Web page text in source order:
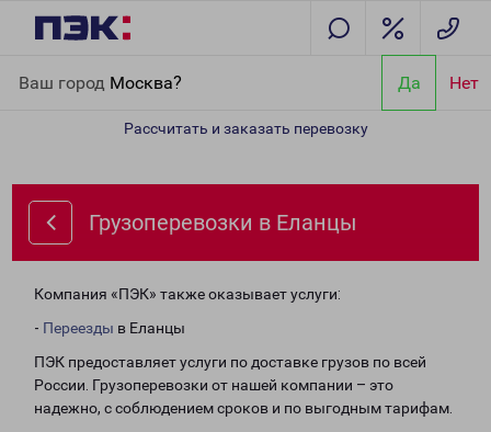
Ваш город Москва? Да Нет
Рассчитать и заказать перевозку
Грузоперевозки в Еланцы
Компания «ПЭК» также оказывает услуги:
- Переезды в Еланцы
ПЭК предоставляет услуги по доставке грузов по всей
России. Грузоперевозки от нашей компании – это
надежно, с соблюдением сроков и по выгодным тарифам.